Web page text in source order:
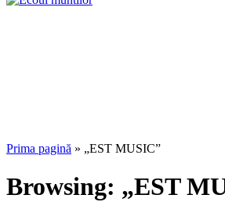
Prima pagină » „EST MUSIC”
Browsing: „EST